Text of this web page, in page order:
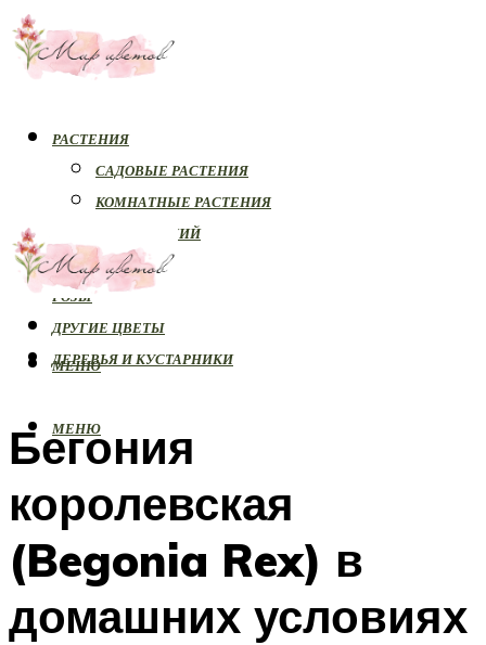
РАСТЕНИЯ
САДОВЫЕ РАСТЕНИЯ
КОМНАТНЫЕ РАСТЕНИЯ
БОЛЕЗНИ РАСТЕНИЙ
ОРХИДЕИ
РОЗЫ
ДРУГИЕ ЦВЕТЫ
ДЕРЕВЬЯ И КУСТАРНИКИ
МЕНЮ
МЕНЮ
Бегония
королевская
(Begonia Rex) в
домашних условиях